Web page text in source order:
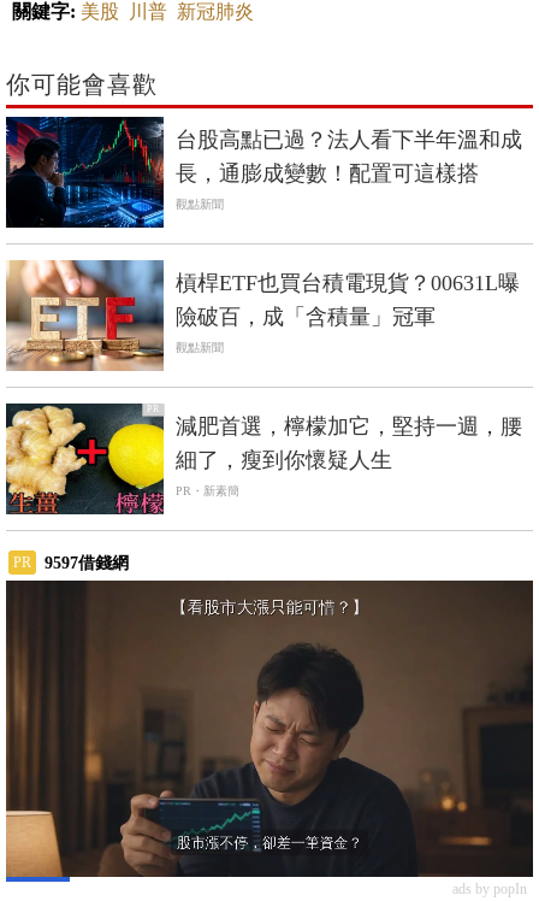
關鍵字: 美股 川普 新冠肺炎
你可能會喜歡
台股高點已過？法人看下半年溫和成
長，通膨成變數！配置可這樣搭
觀點新聞
槓桿ETF也買台積電現貨？00631L曝
險破百，成「含積量」冠軍
觀點新聞
PR
減肥首選，檸檬加它，堅持一週，腰
細了，瘦到你懷疑人生
PR・新素簡
PR 9597借錢網
ads by popIn